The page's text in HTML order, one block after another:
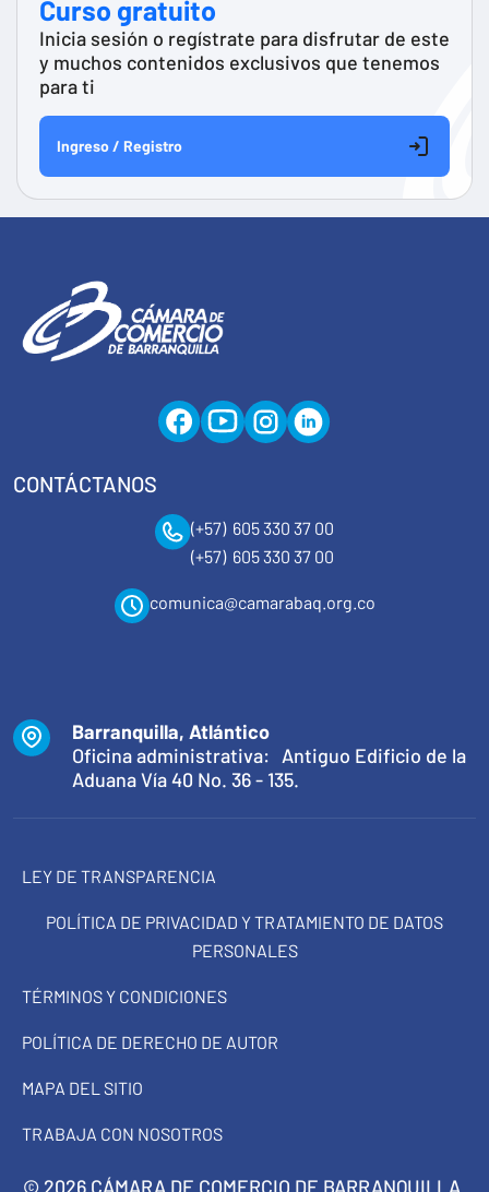
Curso gratuito
Inicia sesión o regístrate para disfrutar de este
y muchos contenidos exclusivos que tenemos
para ti
Ingreso / Registro
CONTÁCTANOS
(+57) 605 330 37 00
(+57) 605 330 37 00
comunica@camarabaq.org.co
Barranquilla, Atlántico
Oficina administrativa: Antiguo Edificio de la
Aduana Vía 40 No. 36 - 135.
LEY DE TRANSPARENCIA
POLÍTICA DE PRIVACIDAD Y TRATAMIENTO DE DATOS
PERSONALES
TÉRMINOS Y CONDICIONES
POLÍTICA DE DERECHO DE AUTOR
MAPA DEL SITIO
TRABAJA CON NOSOTROS
© 2026 CÁMARA DE COMERCIO DE BARRANQUILLA.